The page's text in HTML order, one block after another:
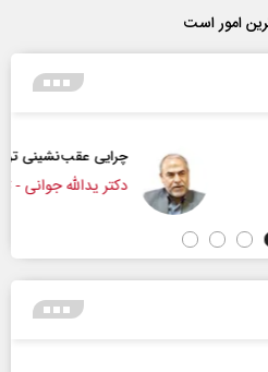
امور است
ترامپ؟
جوانی - تحلیلگر مسائل سیاسی